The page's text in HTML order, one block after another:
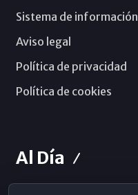
Sistema de información
Aviso legal
Política de privacidad
Política de cookies
Al Día